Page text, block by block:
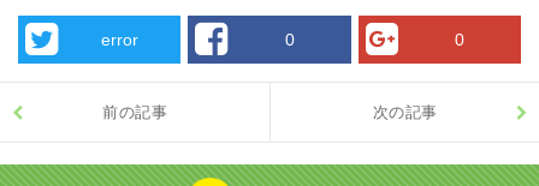
error 0 0
前の記事 次の記事